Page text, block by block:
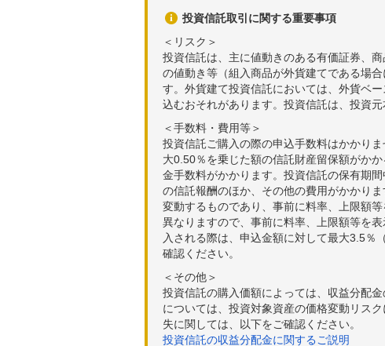
投資信託取引に関する重要事項
＜リスク＞
投資信託は、主に値動きのある有価証券、
の値動き等（組入商品が外貨建てである場
す。外貨建て投資信託においては、外貨ベ
込むおそれがあります。投資信託は、投資
＜手数料・費用等＞
投資信託ご購入の際の申込手数料はかかり
大0.50％を乗じた額の信託財産留保額がか
金手数料がかかります。投資信託の保有期
の信託報酬のほか、その他の費用がかかり
変動するものであり、事前に料率、上限額
異なりますので、事前に料率、上限額等を
入される際は、申込金額に対して最大3.5％
確認ください。
＜その他＞
投資信託の購入価額によっては、収益分配
については、投資対象資産の価格変動リス
失に関しては、以下をご確認ください。
投資信託の収益分配金に関するご説明